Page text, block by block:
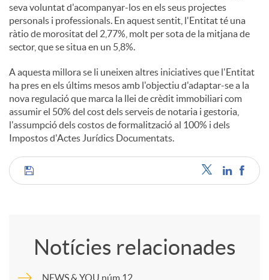
seva voluntat d'acompanyar-los en els seus projectes
personals i professionals. En aquest sentit, l'Entitat té una
ràtio de morositat del 2,77%, molt per sota de la mitjana de
sector, que se situa en un 5,8%.
A aquesta millora se li uneixen altres iniciatives que l'Entitat
ha pres en els últims mesos amb l'objectiu d'adaptar-se a la
nova regulació que marca la llei de crèdit immobiliari com
assumir el 50% del cost dels serveis de notaria i gestoria,
l'assumpció dels costos de formalització al 100% i dels
Impostos d'Actes Jurídics Documentats.
C
Notícies relacionades
NEWS & YOU núm.12